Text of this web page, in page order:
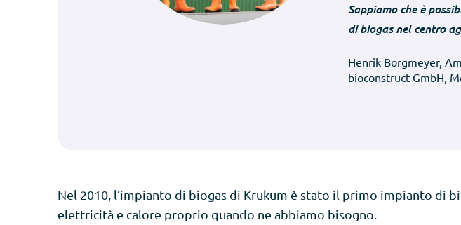
Henrik Borgmeyer,
bioconstruct GmbH,
Sappiamo che è
di biogas nel centro
Nel 2010, l’impianto di biogas di Krukum è stato il primo impianto di
elettricità e calore proprio quando ne abbiamo bisogno.